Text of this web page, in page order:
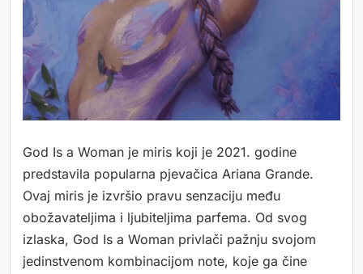
God Is a Woman je miris koji je 2021. godine
predstavila popularna pjevačica Ariana Grande.
Ovaj miris je izvršio pravu senzaciju među
obožavateljima i ljubiteljima parfema. Od svog
izlaska, God Is a Woman privlači pažnju svojom
jedinstvenom kombinacijom note, koje ga čine